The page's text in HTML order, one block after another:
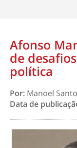
Afonso
de
política
Por: Manoel
Data de